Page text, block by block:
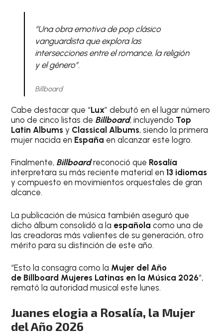
“Una obra emotiva de pop clásico
vanguardista que explora las
intersecciones entre el romance, la religión
y el género”.
Billboard
Cabe destacar que “Lux” debutó en el lugar número
uno de cinco listas de Billboard, incluyendo Top
Latin Albums y Classical Albums, siendo la primera
mujer nacida en España en alcanzar este logro.
Finalmente, Billboardreconoció que Rosalía
interpretara su más reciente material en13 idiomas
y compuesto en movimientos orquestales de gran
alcance.
La publicación de música también aseguró que
dicho álbum consolidó a la española como una de
las creadoras más valientes de su generación, otro
mérito para su distinción de este año.
“Esto la consagra como la Mujer del Año
de Billboard Mujeres Latinas en la Música 2026“,
remató la autoridad musical este lunes.
Juanes elogia a Rosalía, la Mujer
del Año 2026